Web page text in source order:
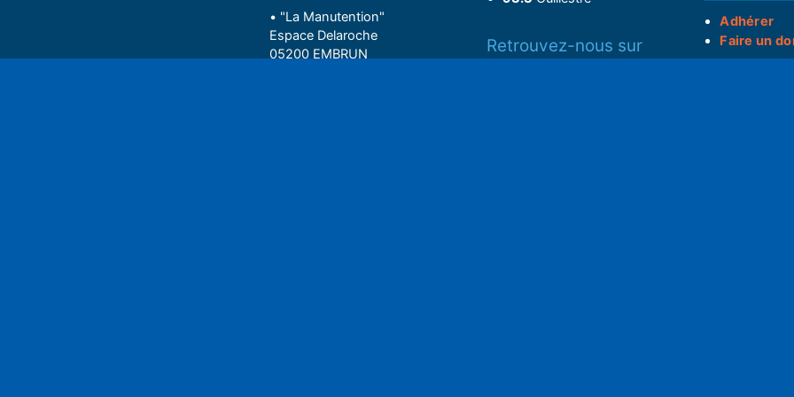
• "La Manutention"
Espace Delaroche
05200 EMBRUN
Retrouvez-nous sur
Adhérer
Faire un